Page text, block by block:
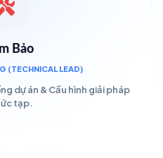
Bảo
(TECHNICAL LEAD)
dự án & Cấu hình giải pháp
tạp.